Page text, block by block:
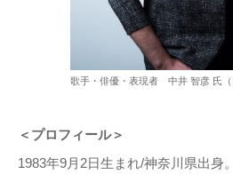
歌手・俳優・表現者 中井 智彦 氏（
＜プロフィール＞
1983年9月2日生まれ/神奈川県出身